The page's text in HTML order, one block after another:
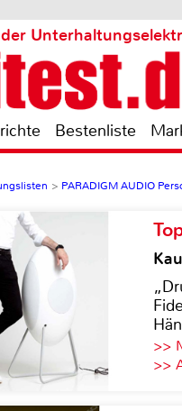
Bestenliste
> PARADIGM AUDIO
>>
>>